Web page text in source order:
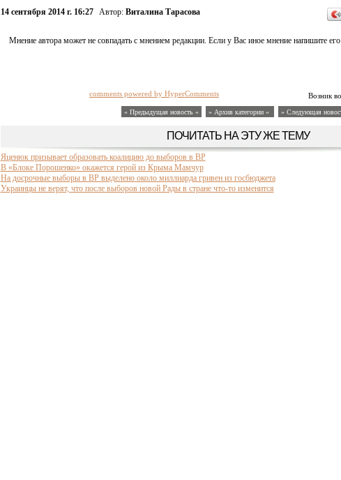
14 сентября 2014 г. 16:27 Автор: Виталина Тарасова
Мнение автора может не совпадать с мнением редакции. Если у Вас иное мнение напишите
Возник
comments powered by HyperComments
« Предыдущая новость « » Архив категории « » Следующая
ПОЧИТАТЬ НА ЭТУ ЖЕ ТЕМУ
Яценюк призывает образовать коалицию до выборов в ВР
В «Блоке Порошенко» окажется герой из Крыма Мамчур
На досрочные выборы в ВР выделено около миллиарда гривен из госбюджета
Украинцы не верят, что после выборов новой Рады в стране что-то изменится